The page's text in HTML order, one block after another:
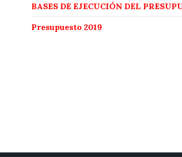
BASES DE EJECUCIÓN DEL
Presupuesto 2019